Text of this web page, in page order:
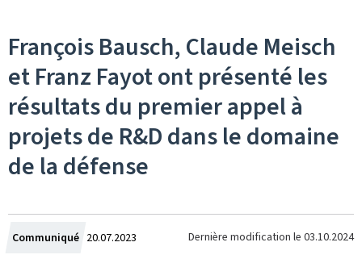
François Bausch, Claude Meisch
et Franz Fayot ont présenté les
résultats du premier appel à
projets de R&D dans le domaine
de la défense
Communiqué Crée
20.07.2023 Dernière modification le 03.10.2024